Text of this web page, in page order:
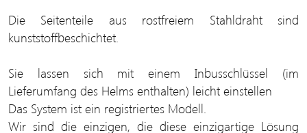
Die Seitenteile aus rostfreiem Stahldraht sind
kunststoffbeschichtet.
Sie lassen sich mit einem Inbusschlüssel (im
Lieferumfang des Helms enthalten) leicht einstellen
Das System ist ein registriertes Modell.
Wir sind die einzigen, die diese einzigartige Lösung